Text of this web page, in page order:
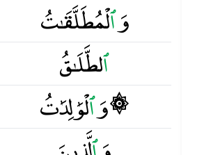
وَٱلْمُطَلَّقَـٰتُ
ٱلطَّلَـٰقُ
۞ وَٱلْوَٰلِدَٰتُ